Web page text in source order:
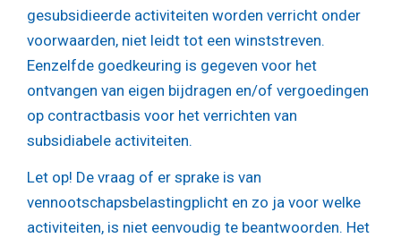
gesubsidieerde activiteiten worden verricht onder
voorwaarden, niet leidt tot een winststreven.
Eenzelfde goedkeuring is gegeven voor het
ontvangen van eigen bijdragen en/of vergoedingen
op contractbasis voor het verrichten van
subsidiabele activiteiten.
Let op! De vraag of er sprake is van
vennootschapsbelastingplicht en zo ja voor welke
activiteiten, is niet eenvoudig te beantwoorden. Het